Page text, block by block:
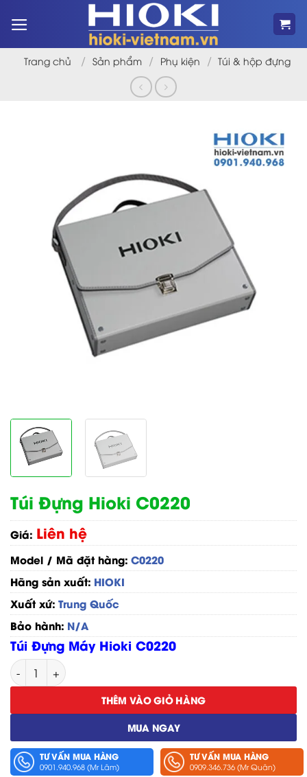
qua
dungTrang chủ / Sản phẩm / Phụ kiện / Túi & hộp đựng
Túi Đựng Hioki C0220
Giá: Liên hệ
Model / Mã đặt hàng: C0220
Hãng sản xuất: HIOKI
Xuất xứ: Trung Quốc
Bảo hành: N/A
Túi Đựng Máy Hioki C0220
Túi Đựng Hioki C0220 số lượng
THÊM VÀO GIỎ HÀNG
MUA NGAY
TƯ VẤN MUA HÀNG
0901.940.968 (Mr Lâm)
TƯ VẤN MUA HÀNG
0909.346.736 (Mr Quân)